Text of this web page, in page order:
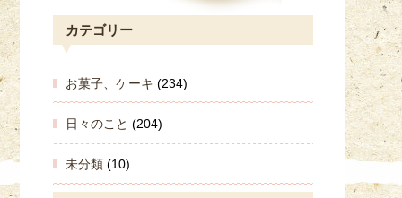
カテゴリー
お菓子、ケーキ (234)
日々のこと (204)
未分類 (10)